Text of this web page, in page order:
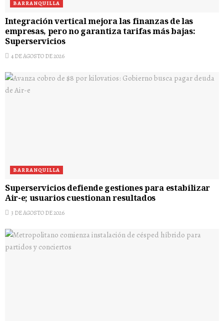
BARRANQUILLA
Integración vertical mejora las finanzas de las
empresas, pero no garantiza tarifas más bajas:
Superservicios
4 DE AGOSTO DE 2026
BARRANQUILLA
Superservicios defiende gestiones para estabilizar
Air-e; usuarios cuestionan resultados
3 DE AGOSTO DE 2026